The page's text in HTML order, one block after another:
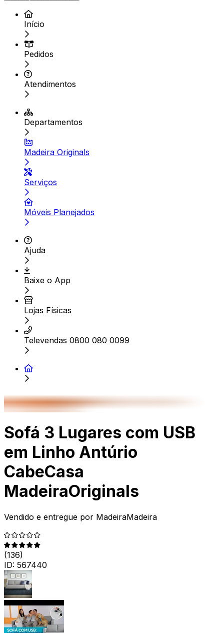
Início
Pedidos
Atendimentos
Departamentos
Madeira Originals
Serviços
Móveis Planejados
Ajuda
Baixe o App
Lojas Físicas
Televendas 0800 080 0099
Sofá 3 Lugares com USB
em Linho Antúrio
CabeCasa
MadeiraOriginals
Vendido e entregue por MadeiraMadeira
(136)
ID: 567440